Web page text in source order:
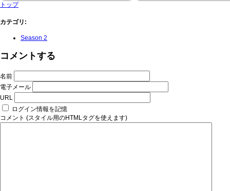
トップ
カテゴリ :
Season 2
コメントする
名前
電子メール
URL
ログイン情報を記憶
コメント (スタイル用のHTMLタグを使えます)